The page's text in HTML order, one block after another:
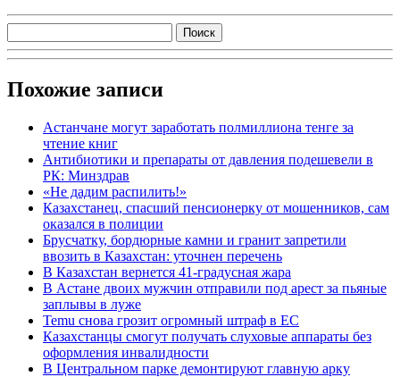
Похожие записи
Астанчане могут заработать полмиллиона тенге за
чтение книг
Антибиотики и препараты от давления подешевели в
РК: Минздрав
«Не дадим распилить!»
Казахстанец, спасший пенсионерку от мошенников, сам
оказался в полиции
Брусчатку, бордюрные камни и гранит запретили
ввозить в Казахстан: уточнен перечень
В Казахстан вернется 41-градусная жара
В Астане двоих мужчин отправили под арест за пьяные
заплывы в луже
Temu снова грозит огромный штраф в ЕС
Казахстанцы смогут получать слуховые аппараты без
оформления инвалидности
В Центральном парке демонтируют главную арку